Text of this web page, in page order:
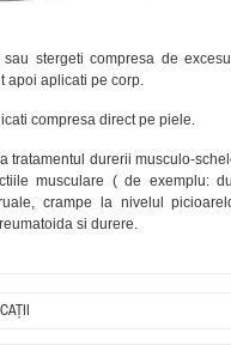
sau stergeti compresa de
apoi aplicati pe corp.
compresa direct pe piele.
tratamentul durerii musculo-
musculare ( de exemplu:
crampe la nivelul
si durere.